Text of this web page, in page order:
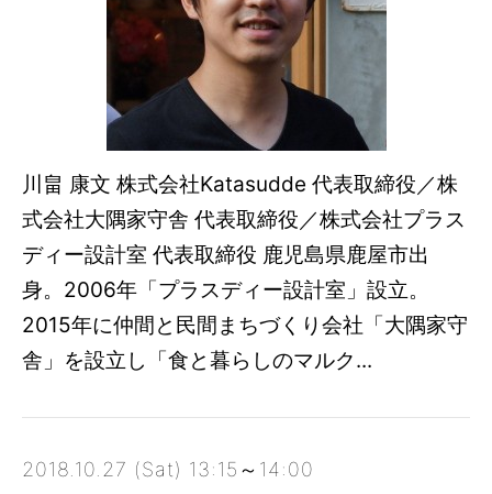
川畠 康文 株式会社Katasudde 代表取締役／株
式会社大隅家守舎 代表取締役／株式会社プラス
ディー設計室 代表取締役 鹿児島県鹿屋市出
身。2006年「プラスディー設計室」設立。
2015年に仲間と民間まちづくり会社「大隅家守
舎」を設立し「食と暮らしのマルク...
2018.10.27 (Sat) 13:15～14:00